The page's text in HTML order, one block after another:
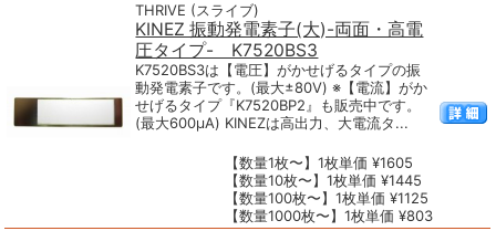
THRIVE (スライブ)
KINEZ 振動発電素子(大)-両面・高電
圧タイプ- K7520BS3
K7520BS3は【電圧】がかせげるタイプの振
動発電素子です。(最大±80V) ※【電流】がか
せげるタイプ『K7520BP2』も販売中です。
(最大600μA) KINEZは高出力、大電流タ...
【数量1枚〜】1枚単価 ¥1605
【数量10枚〜】1枚単価 ¥1445
【数量100枚〜】1枚単価 ¥1125
【数量1000枚〜】1枚単価 ¥803